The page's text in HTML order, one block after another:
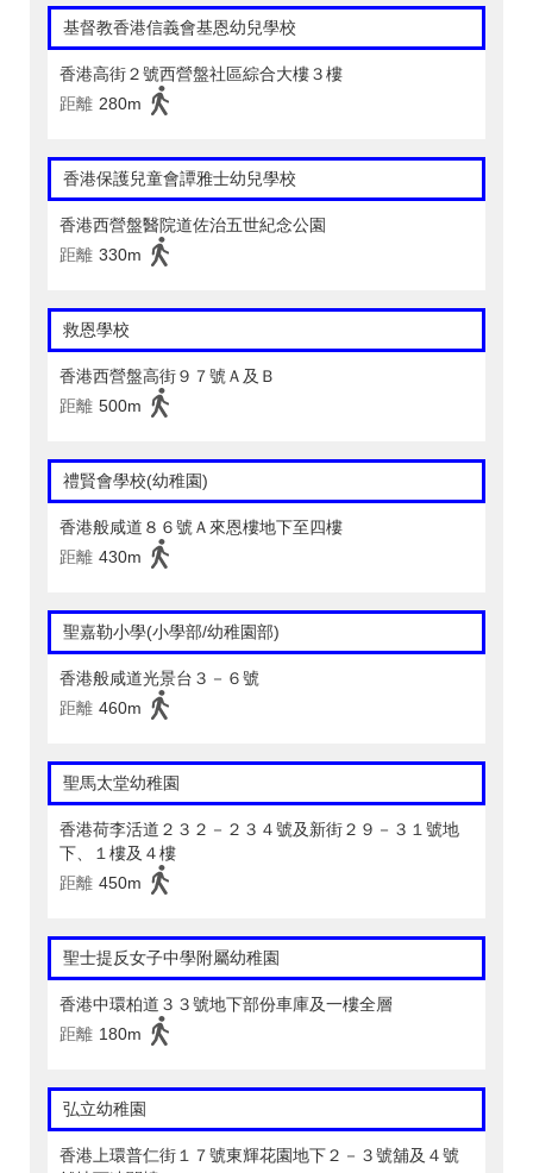
基督教香港信義會基恩幼兒學校
香港高街２號西營盤社區綜合大樓３樓
距離 280m
香港保護兒童會譚雅士幼兒學校
香港西營盤醫院道佐治五世紀念公園
距離 330m
救恩學校
香港西營盤高街９７號Ａ及Ｂ
距離 500m
禮賢會學校(幼稚園)
香港般咸道８６號Ａ來恩樓地下至四樓
距離 430m
聖嘉勒小學(小學部/幼稚園部)
香港般咸道光景台３－６號
距離 460m
聖馬太堂幼稚園
香港荷李活道２３２－２３４號及新街２９－３１號地
下、１樓及４樓
距離 450m
聖士提反女子中學附屬幼稚園
香港中環柏道３３號地下部份車庫及一樓全層
距離 180m
弘立幼稚園
香港上環普仁街１７號東輝花園地下２－３號舖及４號